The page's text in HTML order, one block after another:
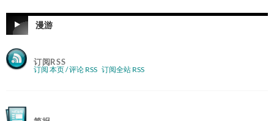
漫游
订阅RSS
订阅 本页 / 评论 RSS 订阅全站 RSS